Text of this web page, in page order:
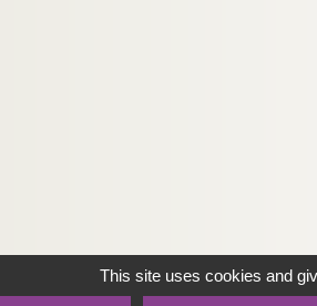
This site uses cookies and